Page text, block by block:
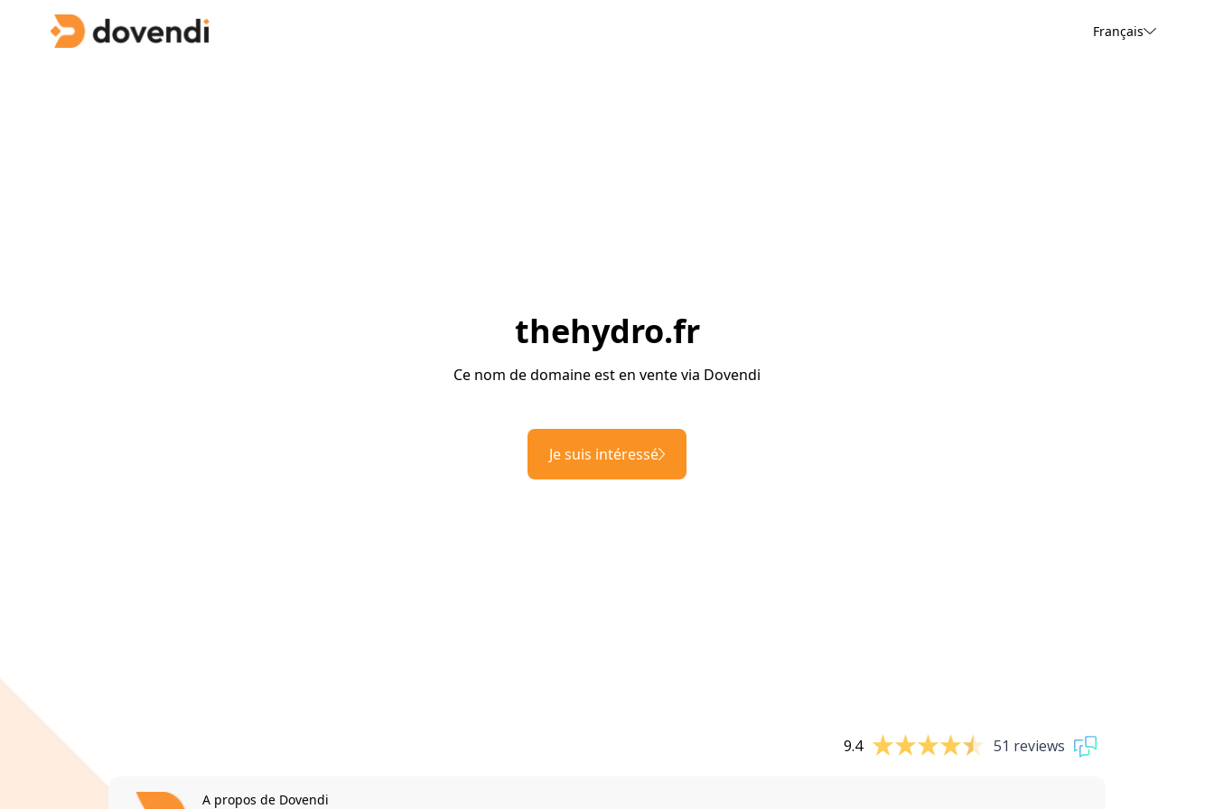
Français
thehydro.fr
Ce nom de domaine est en vente via Dovendi
Je suis intéressé
9.4 51 reviews
A propos de Dovendi